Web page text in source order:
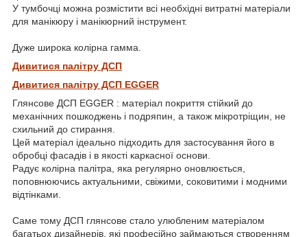
У тумбочці можна розмістити всі необхідні витратні матеріали
для манікюру і манікюрний інструмент.
Дуже широка колірна гамма.
Дивитися палітру ДСП
Дивитися палітру ДСП EGGER
Глянсове ДСП EGGER : матеріал покриття стійкий до
механічних пошкоджень і подряпин, а також мікротріщин, не
схильний до стирання.
Цей матеріал ідеально підходить для застосування його в
обробці фасадів і в якості каркасної основи.
Радує колірна палітра, яка регулярно оновлюється,
поповнюючись актуальними, свіжими, соковитими і модними
відтінками.
Саме тому ДСП глянсове стало улюбленим матеріалом
багатьох дизайнерів, які професійно займаються створенням